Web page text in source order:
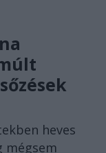
heves
mégsem